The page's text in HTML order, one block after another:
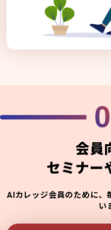
会員
セミナー
AIカレッジ会員のために、
い